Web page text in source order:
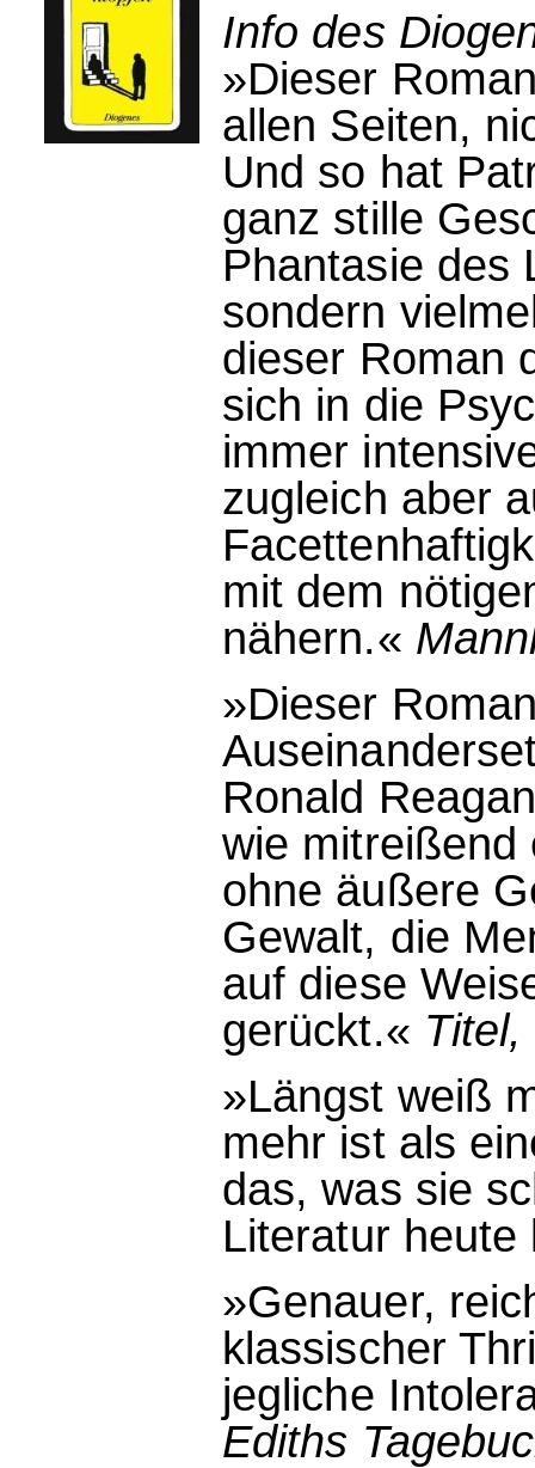
Info des
»Dieser
allen Seiten,
Und so hat
ganz stille
Phantasie des
sondern
dieser Roman
sich in die
immer
zugleich aber
mit dem
nähern.«
»Dieser
Ronald
wie mitreißend
ohne äußere
Gewalt, die
auf diese
gerückt.«
»Längst weiß
mehr ist als
das, was sie
Literatur
»Genauer,
klassischer
jegliche
Ediths